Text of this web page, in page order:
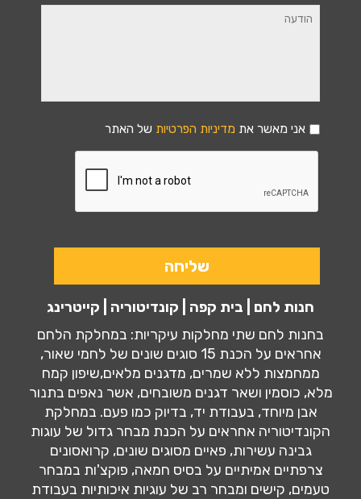
אני מאשר את מדיניות הפרטיות של האתר
חנות לחם | בית קפה | קונדיטוריה | קייטרינג
בחנות לחם שתי מחלקות עיקריות: במחלקת הלחם
אחראים על הכנת 15 סוגים שונים של לחמי שאור,
ממחמצות ללא שמרים, מדגנים מלאים,שיפון קמח
מלא, כוסמין ושאר דגנים משובחים, אשר נאפים בתנור
אבן מיוחד, בעבודת יד, בדיוק כמו פעם. במחלקת
הקונדיטוריה אחראים על הכנת מבחר גדול של עוגות
גבינה עשירות, פאיים מסוגים שונים, קרואסונים
צרפתיים אמיתיים על בסיס חמאה, פוקצ'ות במבחר
טעמים, קישים ומבחר רב של עוגיות איכותיות בעבודת